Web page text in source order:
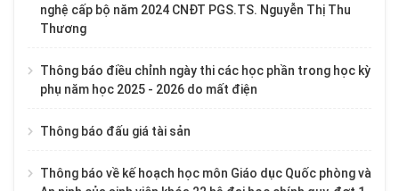
nghệ cấp bộ năm 2024 CNĐT PGS.TS. Nguyễn Thị Thu
Thương
Thông báo điều chỉnh ngày thi các học phần trong học kỳ
phụ năm học 2025 - 2026 do mất điện
Thông báo đấu giá tài sản
Thông báo về kế hoạch học môn Giáo dục Quốc phòng và